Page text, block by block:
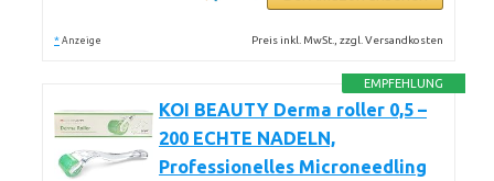
* Anzeige Preis inkl. MwSt., zzgl. Versandkosten
EMPFEHLUNG
KOI BEAUTY Derma roller 0,5 –
200 ECHTE NADELN,
Professionelles Microneedling